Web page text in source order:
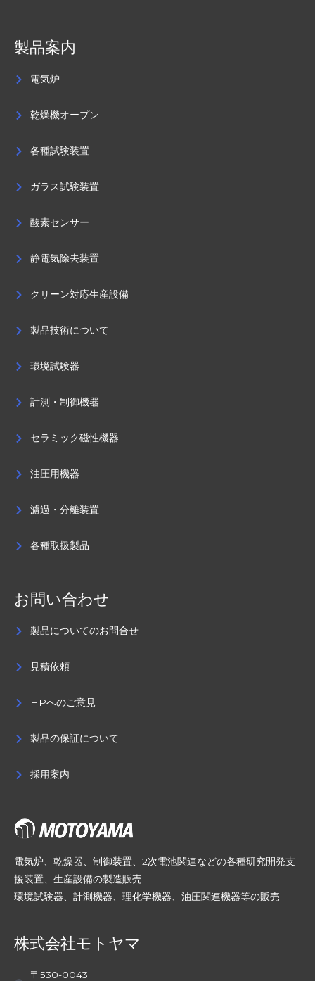
製品案内
電気炉
乾燥機オープン
各種試験装置
ガラス試験装置
酸素センサー
静電気除去装置
クリーン対応生産設備
製品技術について
環境試験器
計測・制御機器
セラミック磁性機器
油圧用機器
濾過・分離装置
各種取扱製品
お問い合わせ
製品についてのお問合せ
見積依頼
HPへのご意見
製品の保証について
採用案内
電気炉、乾燥器、制御装置、2次電池関連などの各種研究開発支
援装置、生産設備の製造販売
環境試験器、計測機器、理化学機器、油圧関連機器等の販売
株式会社モトヤマ
〒530-0043